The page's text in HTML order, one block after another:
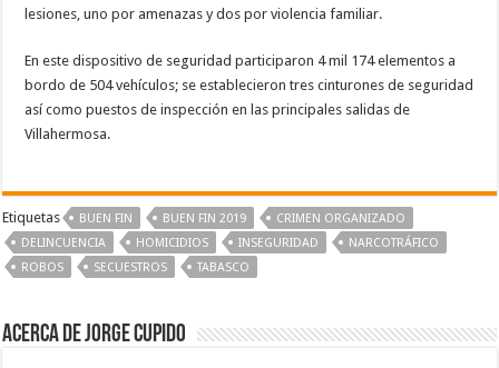
lesiones, uno por amenazas y dos por violencia familiar.
En este dispositivo de seguridad participaron 4 mil 174 elementos a
bordo de 504 vehículos; se establecieron tres cinturones de seguridad
así como puestos de inspección en las principales salidas de
Villahermosa.
Etiquetas BUEN FIN BUEN FIN 2019
CRIMEN ORGANIZADO
DELINCUENCIA
HOMICIDIOS INSEGURIDAD
NARCOTRÁFICO
ROBOS
SECUESTROS TABASCO
Acerca de Jorge Cupido